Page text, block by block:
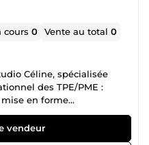
cours0 Vente au total0
Céline, spécialisée
des TPE/PME :
en forme
relation client. J’aide les
à clarifier leurs
client plus fluide et
vendeur